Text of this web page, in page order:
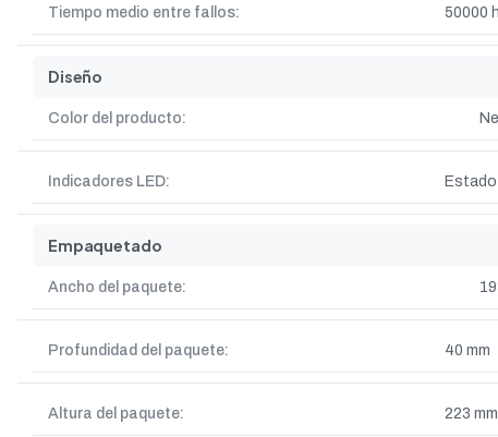
Tiempo medio entre fallos: 50000 h
Diseño
Color del producto:
Indicadores LED: Estado
Empaquetado
Ancho del paquete:
Profundidad del paquete: 40 mm
Altura del paquete: 223 mm